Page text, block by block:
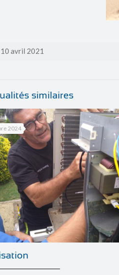
10 avril 2021
similaires
2024